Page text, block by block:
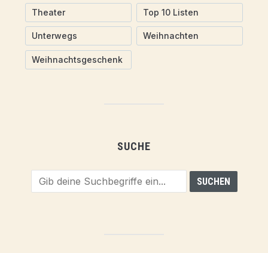
Theater Top 10 Listen
Unterwegs Weihnachten
Weihnachtsgeschenk
SUCHE